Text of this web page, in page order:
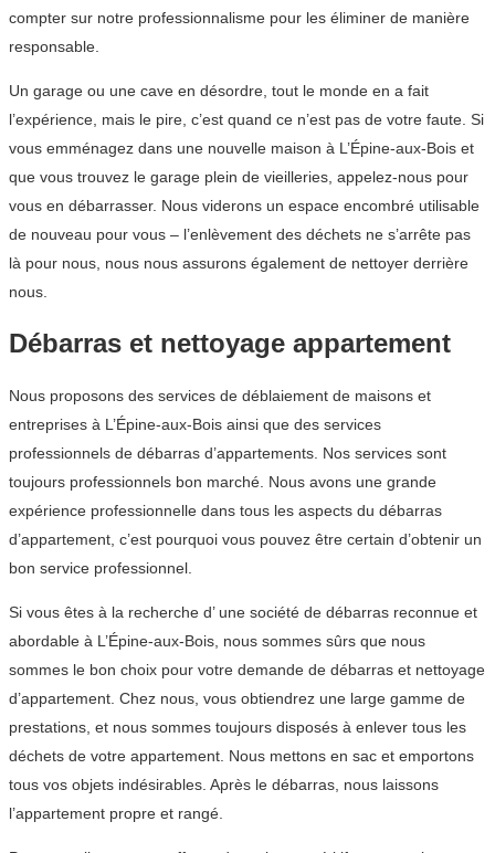
compter sur notre professionnalisme pour les éliminer de manière
responsable.
Un garage ou une cave en désordre, tout le monde en a fait
l’expérience, mais le pire, c’est quand ce n’est pas de votre faute. Si
vous emménagez dans une nouvelle maison à L’Épine-aux-Bois et
que vous trouvez le garage plein de vieilleries, appelez-nous pour
vous en débarrasser. Nous viderons un espace encombré utilisable
de nouveau pour vous – l’enlèvement des déchets ne s’arrête pas
là pour nous, nous nous assurons également de nettoyer derrière
nous.
Débarras et nettoyage appartement
Nous proposons des services de déblaiement de maisons et
entreprises à L’Épine-aux-Bois ainsi que des services
professionnels de débarras d’appartements. Nos services sont
toujours professionnels bon marché. Nous avons une grande
expérience professionnelle dans tous les aspects du débarras
d’appartement, c’est pourquoi vous pouvez être certain d’obtenir un
bon service professionnel.
Si vous êtes à la recherche d’ une société de débarras reconnue et
abordable à L’Épine-aux-Bois, nous sommes sûrs que nous
sommes le bon choix pour votre demande de débarras et nettoyage
d’appartement. Chez nous, vous obtiendrez une large gamme de
prestations, et nous sommes toujours disposés à enlever tous les
déchets de votre appartement. Nous mettons en sac et emportons
tous vos objets indésirables. Après le débarras, nous laissons
l’appartement propre et rangé.